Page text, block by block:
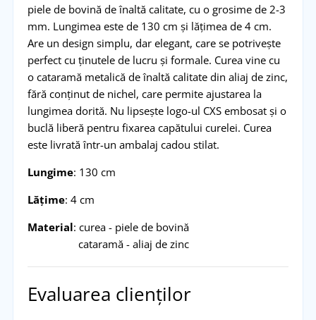
piele de bovină de înaltă calitate, cu o grosime de 2-3
mm. Lungimea este de 130 cm și lățimea de 4 cm.
Are un design simplu, dar elegant, care se potrivește
perfect cu ținutele de lucru și formale. Curea vine cu
o cataramă metalică de înaltă calitate din aliaj de zinc,
fără conținut de nichel, care permite ajustarea la
lungimea dorită. Nu lipsește logo-ul CXS embosat și o
buclă liberă pentru fixarea capătului curelei. Curea
este livrată într-un ambalaj cadou stilat.
Lungime: 130 cm
Lățime: 4 cm
Material: curea - piele de bovină
cataramă - aliaj de zinc
Evaluarea clienților